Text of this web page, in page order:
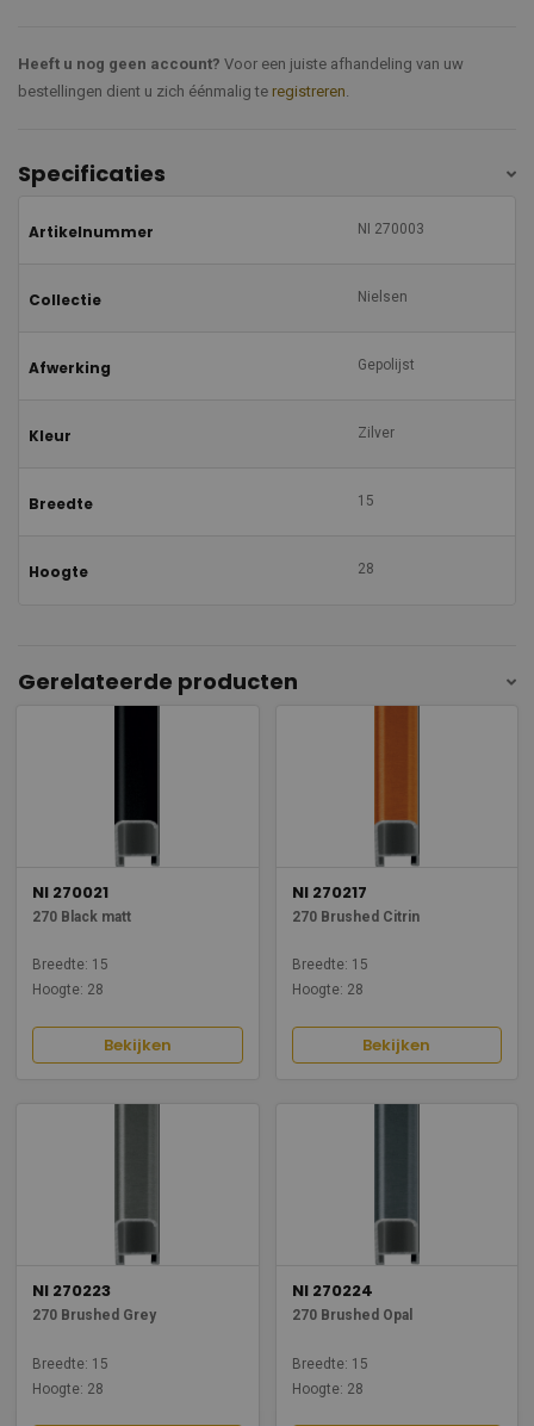
Heeft u nog geen account? Voor een juiste afhandeling van uw
bestellingen dient u zich éénmalig te registreren.
Specificaties
Artikelnummer NI 270003
Collectie Nielsen
Afwerking Gepolijst
Kleur Zilver
Breedte 15
Hoogte 28
Gerelateerde producten
NI 270021
270 Black matt
Breedte: 15
Hoogte: 28
Bekijken
NI 270217
270 Brushed Citrin
Breedte: 15
Hoogte: 28
Bekijken
NI 270223
270 Brushed Grey
Breedte: 15
Hoogte: 28
NI 270224
270 Brushed Opal
Breedte: 15
Hoogte: 28